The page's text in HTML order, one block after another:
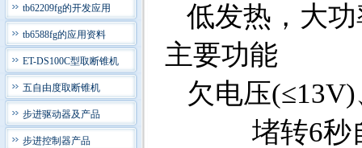
tb62209fg的开发应用
tb6588fg的应用资料
ET-DS100C型取断锥机
五自由度取断锥机
步进驱动器及产品
步进控制器产品
低发热，大功
主要功能
欠电压(≤13V)
堵转6秒自